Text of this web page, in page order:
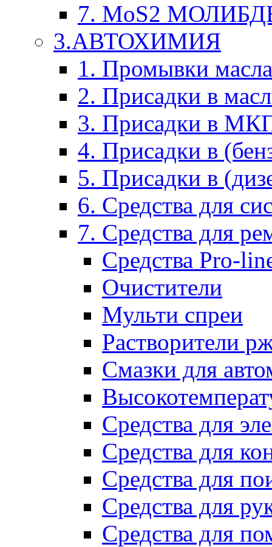
7. MoS2
3.АВТОХИМИЯ
1. Промывки масла
2. Присадки в
3. Присадки в
4. Присадки в
5. Присадки в
6. Средства для
7. Средства для
Средства Pro-
Очистители
Мульти спреи
Растворители
Смазки для
Средства для
Средства для
Средства для
Средства для
Средства для